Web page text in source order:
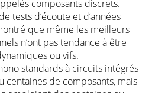
composants discrets.
tests d’écoute et d’années
que même les meilleurs
n’ont pas tendance à être
ou vifs.
standards à circuits intégrés
centaines de composants, mais